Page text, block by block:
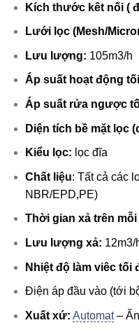
Kích thước kêt nối (
Lưới lọc (Mesh/
Lưu lượng: 105m3/h
Áp suất hoạt động
Áp suất rửa ngược
Diện tích bề mặt lọc
Kiểu lọc: lọc đĩa
Chất liệu: Tất cả các
NBR/EPD,PE)
Thời gian xả trên
Lưu lượng xả: 12m3/
Nhiệt độ làm viêc tối
Điện áp đầu vào (tới
Xuất xứ: Automat–